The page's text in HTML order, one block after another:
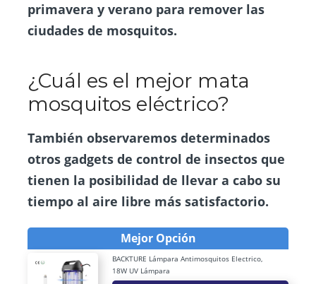
primavera y verano para remover las
ciudades de mosquitos.
¿Cuál es el mejor mata
mosquitos eléctrico?
También observaremos determinados
otros gadgets de control de insectos que
tienen la posibilidad de llevar a cabo su
tiempo al aire libre más satisfactorio.
Mejor Opción
BACKTURE Lámpara Antimosquitos Electrico,
18W UV Lámpara